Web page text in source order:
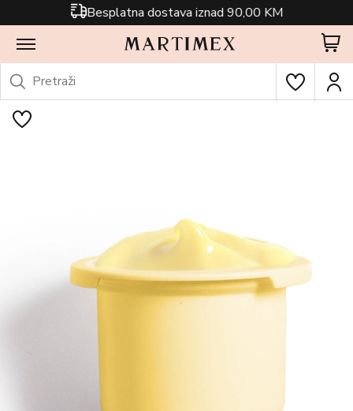
Besplatna dostava iznad 90,00 KM